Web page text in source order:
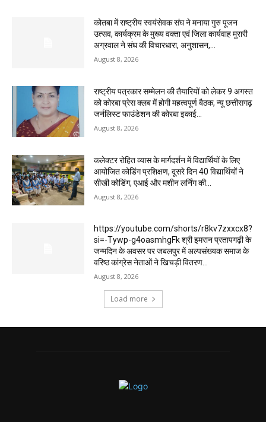
कोतबा में राष्ट्रीय स्वयंसेवक संघ ने मनाया गुरु पूजन
उत्सव, कार्यक्रम के मुख्य वक्ता एवं जिला कार्यवाह मुरारी
अग्रवाल ने संघ की विचारधारा, अनुशासन,...
August 8, 2026
राष्ट्रीय पत्रकार सम्मेलन की तैयारियों को लेकर 9 अगस्त
को कोरबा प्रेस क्लब में होगी महत्वपूर्ण बैठक, न्यू छत्तीसगढ़
जर्नलिस्ट फाउंडेशन की कोरबा इकाई...
August 8, 2026
कलेक्टर रोहित व्यास के मार्गदर्शन में विद्यार्थियों के लिए
आयोजित कोडिंग प्रशिक्षण, दूसरे दिन 40 विद्यार्थियों ने
सीखी कोडिंग, एआई और मशीन लर्निंग की...
August 8, 2026
https://youtube.com/shorts/r8kv7zxxcx8?
si=-Tywp-g4oasmhgFk श्री इमरान प्रतापगढ़ी के
जन्मदिन के अवसर पर जबलपुर में अल्पसंख्यक समाज के
वरिष्ठ कांग्रेस नेताओं ने खिचड़ी वितरण...
August 8, 2026
Load more